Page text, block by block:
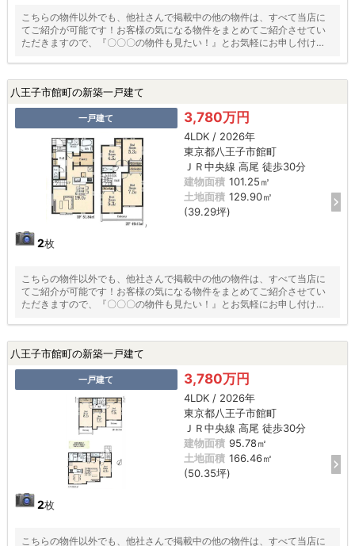
こちらの物件以外でも、他社さんで掲載中の他の物件は、すべて当店に
てご紹介が可能です！お客様の気になる物件をまとめてご紹介させてい
ただきますので、『〇〇〇の物件も見たい！』とお気軽にお申し付けく
八王子市館町の新築一戸建て
一戸建て
2枚
3,780万円
4LDK / 2026年
東京都八王子市館町
ＪＲ中央線 高尾 徒歩30分
建物面積 101.25㎡
土地面積 129.90㎡
(39.29坪)
こちらの物件以外でも、他社さんで掲載中の他の物件は、すべて当店に
てご紹介が可能です！お客様の気になる物件をまとめてご紹介させてい
ただきますので、『〇〇〇の物件も見たい！』とお気軽にお申し付けく
八王子市館町の新築一戸建て
一戸建て
2枚
3,780万円
4LDK / 2026年
東京都八王子市館町
ＪＲ中央線 高尾 徒歩30分
建物面積 95.78㎡
土地面積 166.46㎡
(50.35坪)
こちらの物件以外でも、他社さんで掲載中の他の物件は、すべて当店に